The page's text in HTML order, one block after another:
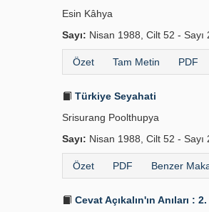
Esin Kâhya
Sayı: Nisan 1988, Cilt 52 - Sayı
Özet Tam Metin PDF
Türkiye Seyahati
Srisurang Poolthupya
Sayı: Nisan 1988, Cilt 52 - Sayı
Özet PDF Benzer
Cevat Açıkalın'ın Anıları :